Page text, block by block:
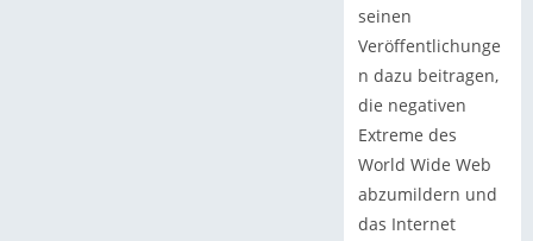
seinen
Veröffentlichunge
n dazu beitragen,
die negativen
Extreme des
World Wide Web
abzumildern und
das Internet